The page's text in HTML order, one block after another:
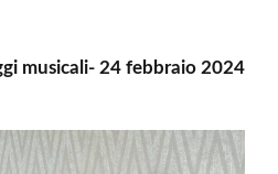
musicali- 24 febbraio 2024